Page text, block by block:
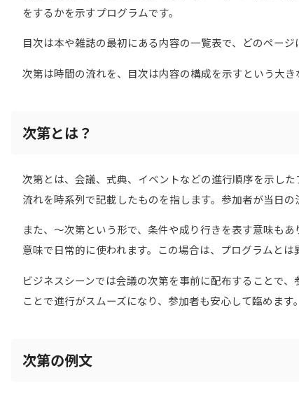
をするかを示すプログラムです。
目次は本や雑誌の最初にある内容の一覧表で、どのページ
次第は時間の流れを、目次は内容の構成を示すという大き
次第とは？
次第とは、会議、式典、イベントなどの進行順序を示し
流れを時系列で記載したものを指します。参加者が当日
また、〜次第という形で、条件や成り行きを表す意味も
意味で日常的に使われます。この場合は、プログラムとは
ビジネスシーンでは会議の次第を事前に配布することで
ことで進行がスムーズになり、参加者も安心して臨めます。
次第の例文